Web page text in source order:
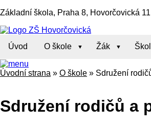
Základní škola, Praha 8, Hovorčovická 11
Úvod O škole Žák
Úvodní strana » O škole » Sdružení
Sdružení rodičů a